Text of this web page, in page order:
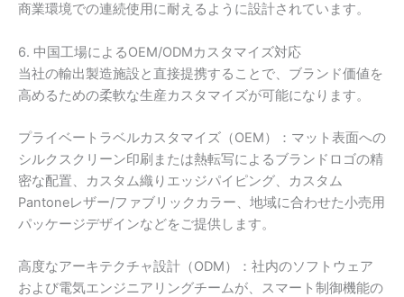
商業環境での連続使用に耐えるように設計されています。
6. 中国工場によるOEM/ODMカスタマイズ対応
当社の輸出製造施設と直接提携することで、ブランド価値を
高めるための柔軟な生産カスタマイズが可能になります。
プライベートラベルカスタマイズ（OEM）：マット表面への
シルクスクリーン印刷または熱転写によるブランドロゴの精
密な配置、カスタム織りエッジパイピング、カスタム
Pantoneレザー/ファブリックカラー、地域に合わせた小売用
パッケージデザインなどをご提供します。
高度なアーキテクチャ設計（ODM）：社内のソフトウェア
および電気エンジニアリングチームが、スマート制御機能の